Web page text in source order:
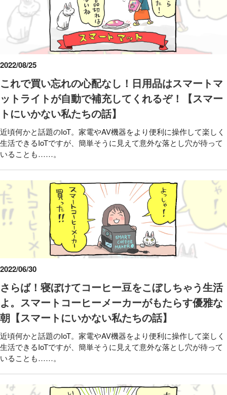
これで買い忘れの心配なし！日用品はスマートマ
ットライトが自動で補充してくれるぞ！【スマー
トにいかない私たちの話】
2022/08/25
近頃何かと話題のIoT。家電やAV機器をより便利に操作して楽しく
生活できるIoTですが、簡単そうに見えて意外な落とし穴が待って
いることも……。
さらば！寝ぼけてコーヒー豆をこぼしちゃう生活
よ。スマートコーヒーメーカーがもたらす優雅な
朝【スマートにいかない私たちの話】
2022/06/30
近頃何かと話題のIoT。家電やAV機器をより便利に操作して楽しく
生活できるIoTですが、簡単そうに見えて意外な落とし穴が待って
いることも……。